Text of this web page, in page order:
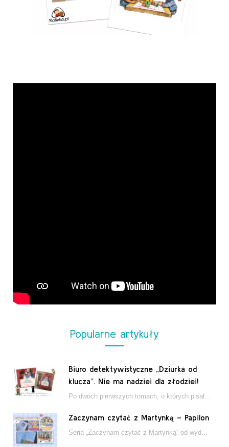
Popularne artykuły
Biuro detektywistyczne „Dziurka od
klucza”. Nie ma nadziei dla złodziei!
Po dwóch pierwszych tomach, o których pisałam tutaj, które wciągnęły nas w świat młodych detektywów…
Zaczynam czytać z Martynką – Papilon
Seria „Zaczynam czytać z Martynką” od wydawnictwa Papilon to estetycznie wydane książki wspierające dzieci w…